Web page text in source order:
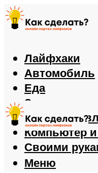
Лайфхаки
Автомобиль
Еда
Здоровье
Игры и
Компьютер
Своими
Меню